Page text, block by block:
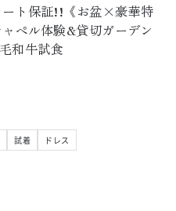
ート保証!!《お盆×豪華特
ペル体験&貸切ガーデン
和牛試食
試着
ドレス